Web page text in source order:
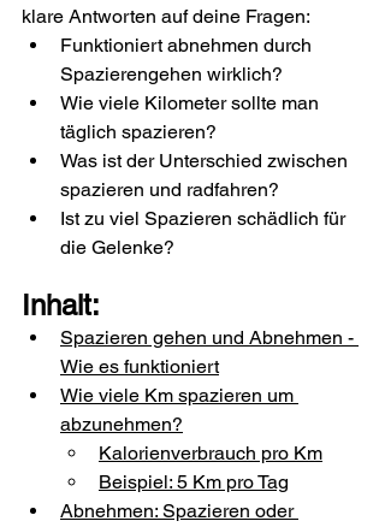
klare Antworten auf deine Fragen:
Funktioniert abnehmen durch
Spazierengehen wirklich?
Wie viele Kilometer sollte man
täglich spazieren?
Was ist der Unterschied zwischen
spazieren und radfahren?
Ist zu viel Spazieren schädlich für
die Gelenke?
Inhalt:
Spazieren gehen und Abnehmen -
Wie es funktioniert
Wie viele Km spazieren um
abzunehmen?
Kalorienverbrauch pro Km
Beispiel: 5 Km pro Tag
Abnehmen: Spazieren oder